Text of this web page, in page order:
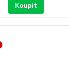
Koupit